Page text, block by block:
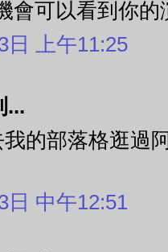
會可以看到你的
日 上午11:25
...
的部落格逛過
日 中午12:51